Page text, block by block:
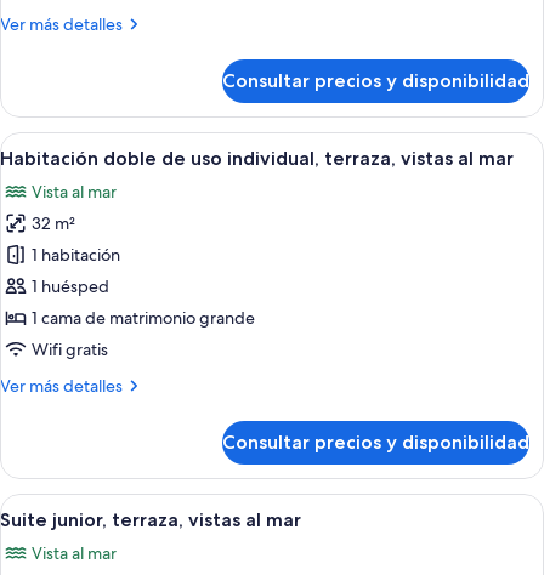
al
Ver más detalles
Más
doble,
terraza,
vistas
mar
Consultar precios y disponibilidad
Abrir
todas
las
fotos
de
Habitación
doble
de
individual,
al
mar
Una habitación de hotel con cama,
7
Habitación doble de uso individual, terraza, vistas al mar
Vista al mar
32 m²
1 habitación
1 huésped
1 cama de matrimonio grande
Wifi gratis
Ver más detalles
Más
doble
de
uso
individual,
terraza,
Consultar precios y disponibilidad
Abrir
todas
las
Un balcón con un sofá verde y una
8
Suite junior, terraza, vistas al mar
Vista al mar